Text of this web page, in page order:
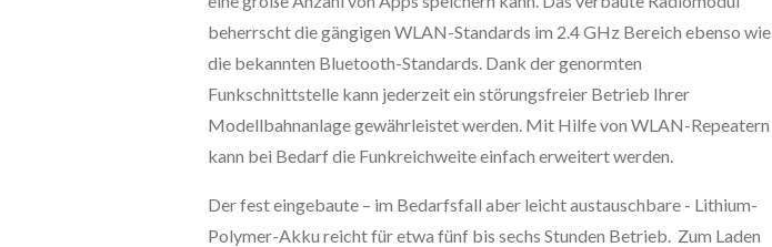
beherrscht die gängigen WLAN-Standards im 2.4 GHz Bereich ebenso wie
die bekannten Bluetooth-Standards. Dank der genormten
Funkschnittstelle kann jederzeit ein störungsfreier Betrieb Ihrer
Modellbahnanlage gewährleistet werden. Mit Hilfe von WLAN-Repeatern
kann bei Bedarf die Funkreichweite einfach erweitert werden.
Der fest eingebaute – im Bedarfsfall aber leicht austauschbare - Lithium-
Polymer-Akku reicht für etwa fünf bis sechs Stunden Betrieb. Zum Laden